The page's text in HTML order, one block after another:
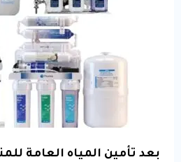
بعد تأمين المياه العامة